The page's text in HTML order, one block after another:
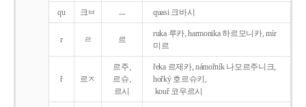
qu 크ㅂ ㅡ quasi 크바시
r ㄹ 르
ruka 루카, harmonika 하르모니카, mír
미르
ř 르ㅈ
르주,
르슈,
르시
řeka 르제카, námořník 나모르주니크,
hořký 호르슈키,
kouř 코우르시